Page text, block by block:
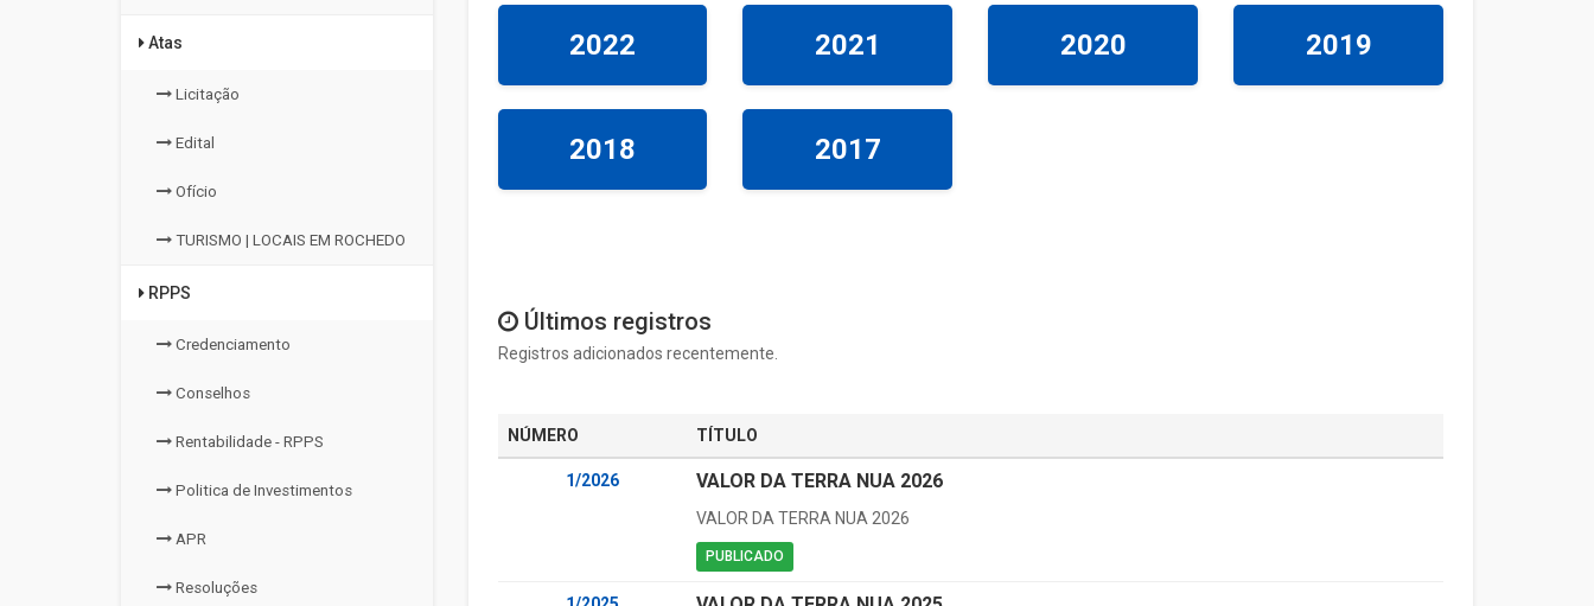
Atas
Licitação
Edital
Ofício
TURISMO | LOCAIS EM ROCHEDO
RPPS
Credenciamento
Conselhos
Rentabilidade - RPPS
Politica de Investimentos
APR
Resoluções
2022 2021 2020 2019
2018 2017
Últimos registros
Registros adicionados recentemente.
NÚMERO TÍTULO
1/2026 VALOR DA TERRA NUA 2026
VALOR DA TERRA NUA 2026
PUBLICADO